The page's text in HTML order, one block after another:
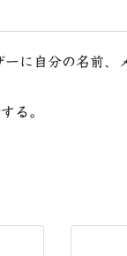
に自分の名前、
る。